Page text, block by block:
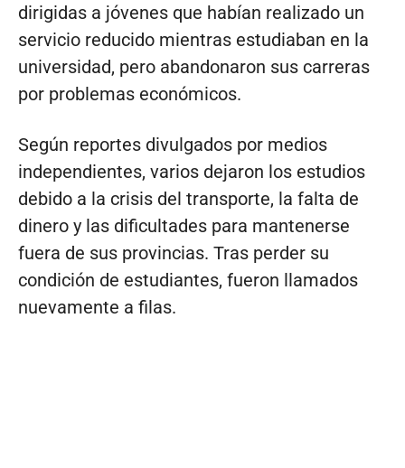
dirigidas a jóvenes que habían realizado un
servicio reducido mientras estudiaban en la
universidad, pero abandonaron sus carreras
por problemas económicos.
Según reportes divulgados por medios
independientes, varios dejaron los estudios
debido a la crisis del transporte, la falta de
dinero y las dificultades para mantenerse
fuera de sus provincias. Tras perder su
condición de estudiantes, fueron llamados
nuevamente a filas.